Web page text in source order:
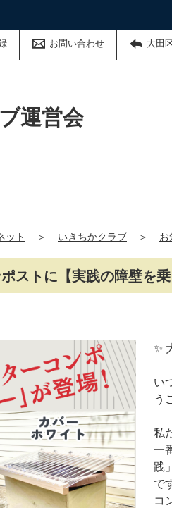
お問い合わせ 大田
運営会
ット ＞ いきちかクラブ ＞ お
ストに【実践の障壁を
✨
い
う
私
一
践
で
コ